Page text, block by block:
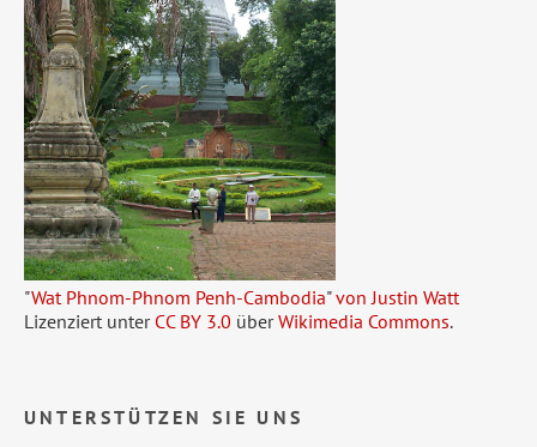
"Wat Phnom-Phnom Penh-Cambodia"von Justin Watt
Lizenziert unter CC BY 3.0 überWikimedia Commons.
UNTERSTÜTZEN SIE UNS